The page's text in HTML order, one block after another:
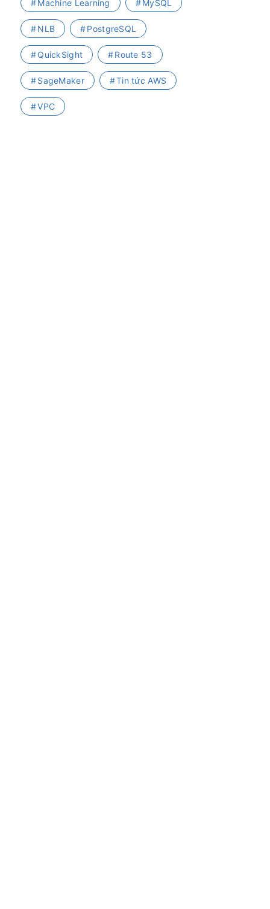
Machine Learning MySQL
NLB PostgreSQL
QuickSight Route 53
SageMaker Tin tức AWS
VPC